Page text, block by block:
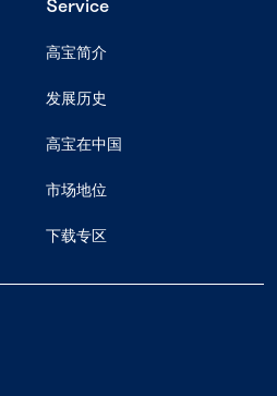
Service
高宝简介
发展历史
高宝在中国
市场地位
下载专区